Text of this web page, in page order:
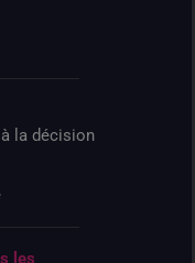
la décision
les